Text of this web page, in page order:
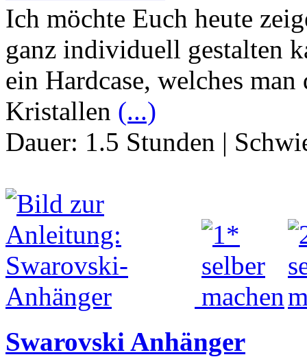
Ich möchte Euch heute
ganz individuell gestalten
ein Hardcase, welches
Kristallen (...)
Dauer: 1.5 Stunden |
Swarovski Anhänger